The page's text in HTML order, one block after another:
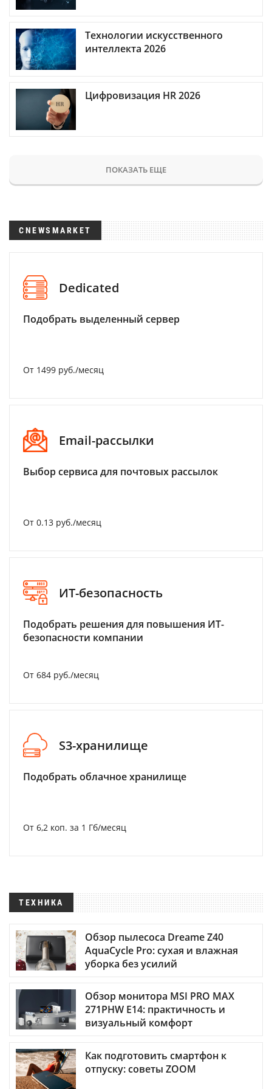
Технологии искусственного
интеллекта 2026
Цифровизация HR 2026
ПОКАЗАТЬ ЕЩЕ
CNEWSMARKET
Dedicated
Подобрать выделенный сервер
От 1499 руб./месяц
Email-рассылки
Выбор сервиса для почтовых рассылок
От 0.13 руб./месяц
ИТ-безопасность
Подобрать решения для повышения ИТ-
безопасности компании
От 684 руб./месяц
S3-хранилище
Подобрать облачное хранилище
От 6,2 коп. за 1 Гб/месяц
ТЕХНИКА
Обзор пылесоса Dreame Z40
AquaCycle Pro: сухая и влажная
уборка без усилий
Обзор монитора MSI PRO MAX
271PHW E14: практичность и
визуальный комфорт
Как подготовить смартфон к
отпуску: советы ZOOM